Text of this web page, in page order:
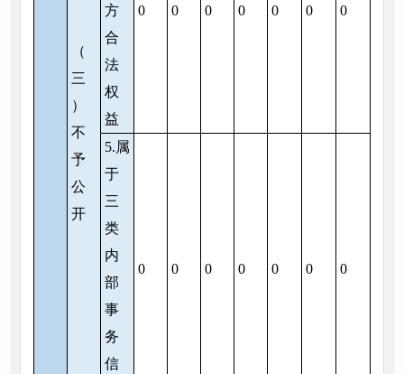
（
三
）
不
予
公
开
方
合
法
权
益
0 0 0 0 0 0 0
5.属
于
三
类
内
部
事
务
信
0 0 0 0 0 0 0